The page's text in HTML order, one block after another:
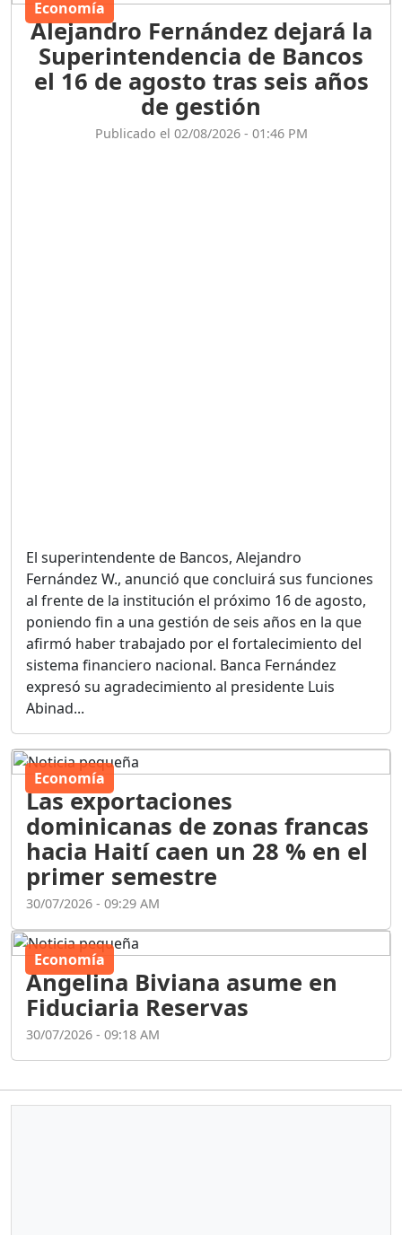
Economía
Alejandro Fernández dejará la
Superintendencia de Bancos
el 16 de agosto tras seis años
de gestión
Publicado el 02/08/2026 - 01:46 PM
El superintendente de Bancos, Alejandro
Fernández W., anunció que concluirá sus funciones
al frente de la institución el próximo 16 de agosto,
poniendo fin a una gestión de seis años en la que
afirmó haber trabajado por el fortalecimiento del
sistema financiero nacional. Banca Fernández
expresó su agradecimiento al presidente Luis
Abinad...
Economía
Las exportaciones
dominicanas de zonas francas
hacia Haití caen un 28 % en el
primer semestre
30/07/2026 - 09:29 AM
Economía
Angelina Biviana asume en
Fiduciaria Reservas
30/07/2026 - 09:18 AM